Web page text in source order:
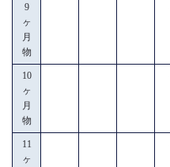
9
ヶ
月
物
10
ヶ
月
物
11
ヶ